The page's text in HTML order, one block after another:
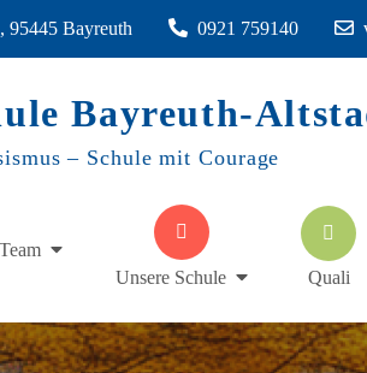
95445 Bayreuth 0921 759140
Bayreuth-
– Schule mit Courage
Team
Unsere Schule
Quali